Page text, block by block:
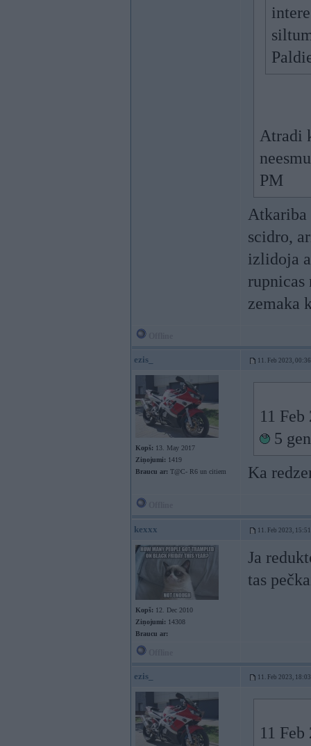
Atradi
PM
Atkariba
scidro,
izlidoja
rupnicas
zemaka
ezis_ 11. Feb 2023, 00:36
Kopš: 13. May 2017
Ziņojumi: 1419
Braucu ar: T@C- R6 un citiem
11
5 gen
Ka
kexxx 11. Feb 2023, 15:51
Kopš: 12. Dec 2010
Ziņojumi: 14308
Braucu ar:
Ja
tas
ezis_ 11. Feb 2023, 18:03
11